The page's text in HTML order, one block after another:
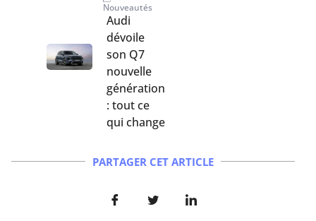
Nouveautés
Audi
dévoile
son Q7
nouvelle
génération
: tout ce
qui change
PARTAGER CET ARTICLE